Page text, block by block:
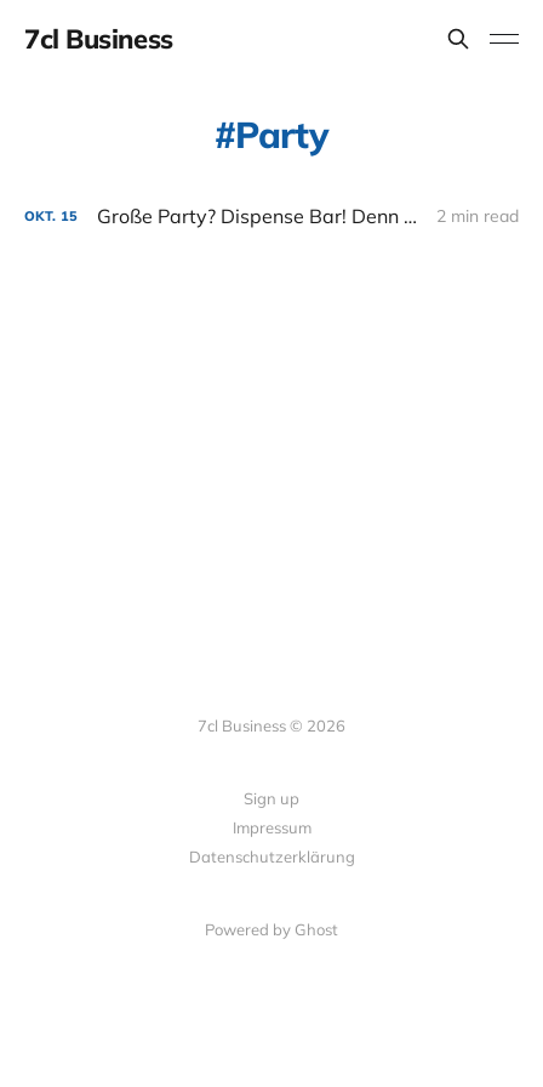
7cl Business
Party
OKT. 15 Große Party? Dispense Bar! Denn es ist manchmal egal, woher die Drinks kommen. 2 min read
7cl Business © 2026
Sign up
Impressum
Datenschutzerklärung
Powered by Ghost